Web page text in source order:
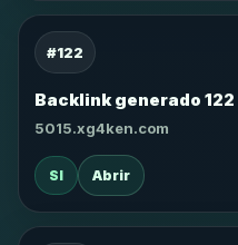
#122
Backlink generado 122
5015.xg4ken.com
SI Abrir